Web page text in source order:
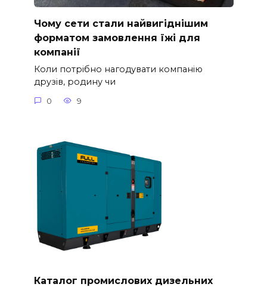
Чому сети стали найвигіднішим
форматом замовлення їжі для
компанії
Коли потрібно нагодувати компанію
друзів, родину чи
0 9
Каталог промислових дизельних